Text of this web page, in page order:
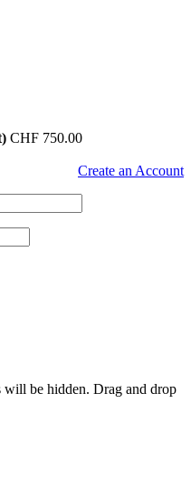
CHF 750.00
Create an Account
will be hidden. Drag and drop